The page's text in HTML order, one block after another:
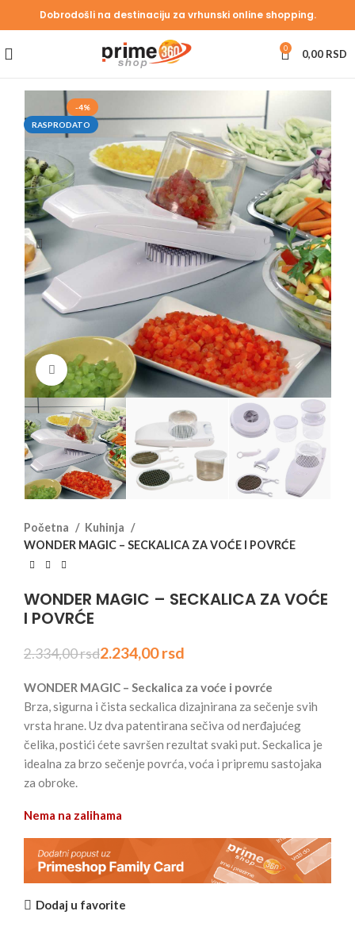
Dobrodošli na destinaciju za vrhunski online shopping.
0 0,00 RSD
-4%
RASPRODATO
Click to enlarge
Početna
Kuhinja
WONDER MAGIC – SECKALICA ZA VOĆE I POVRĆE
WONDER MAGIC – SECKALICA ZA VOĆE
I POVRĆE
2.334,00rsd2.234,00rsd
WONDER MAGIC – Seckalica za voće i povrće
Brza, sigurna i čista seckalica dizajnirana za sečenje svih
vrsta hrane. Uz dva patentirana sečiva od nerđajućeg
čelika, postići ćete savršen rezultat svaki put. Seckalica je
idealna za brzo sečenje povrća, voća i pripremu sastojaka
za obroke.
Nema na zalihama
Dodaj u favorite